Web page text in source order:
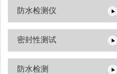
防水检测仪
密封性测试
防水检测